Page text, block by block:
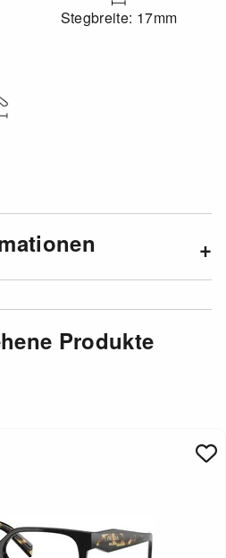
Stegbreite: 17mm
Produkte